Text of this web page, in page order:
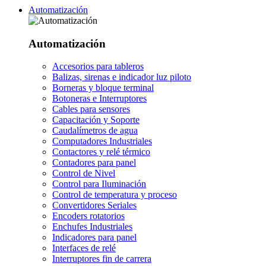
Automatización
Automatización
Accesorios para tableros
Balizas, sirenas e indicador luz piloto
Borneras y bloque terminal
Botoneras e Interruptores
Cables para sensores
Capacitación y Soporte
Caudalímetros de agua
Computadores Industriales
Contactores y relé térmico
Contadores para panel
Control de Nivel
Control para Iluminación
Control de temperatura y proceso
Convertidores Seriales
Encoders rotatorios
Enchufes Industriales
Indicadores para panel
Interfaces de relé
Interruptores fin de carrera